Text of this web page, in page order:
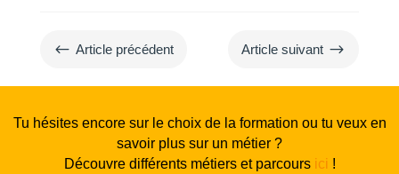
# Article précédent Article suivant $
Tu hésites encore sur le choix de la formation ou tu veux en
savoir plus sur un métier ?
Découvre différents métiers et parcours ici !